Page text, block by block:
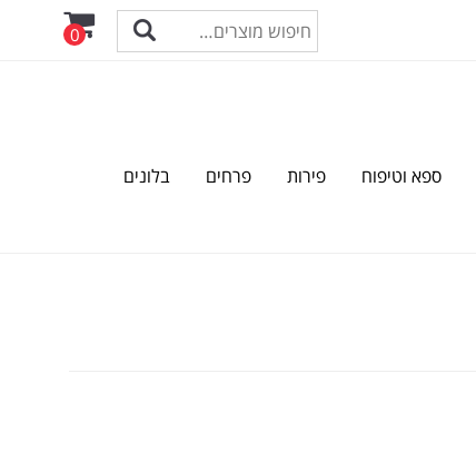
0
ספא וטיפוח פירות פרחים בלונים